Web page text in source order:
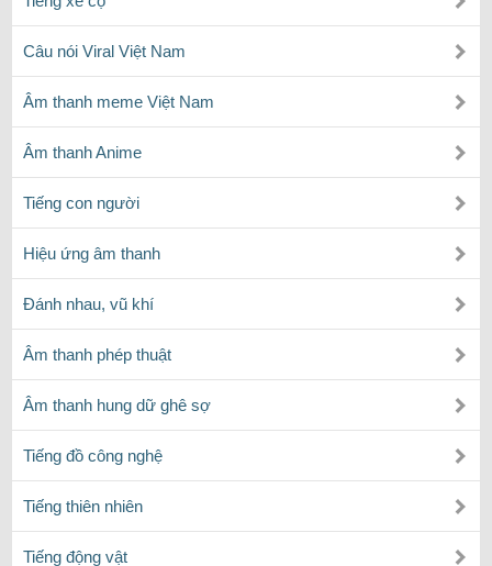
Câu nói Viral Việt Nam
Âm thanh meme Việt Nam
Âm thanh Anime
Tiếng con người
Hiệu ứng âm thanh
Đánh nhau, vũ khí
Âm thanh phép thuật
Âm thanh hung dữ ghê sợ
Tiếng đồ công nghệ
Tiếng thiên nhiên
Tiếng động vật